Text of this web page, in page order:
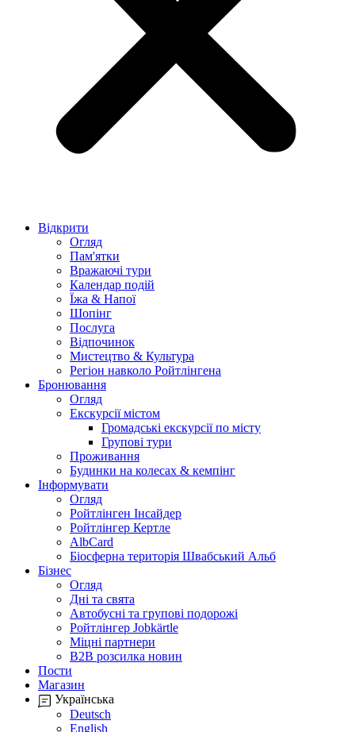
Відкрити
Огляд
Пам'ятки
Вражаючі тури
Календар подій
Їжа & Напої
Шопінг
Послуга
Відпочинок
Мистецтво & Культура
Регіон навколо Ройтлінгена
Бронювання
Огляд
Екскурсії містом
Громадські екскурсії по місту
Групові тури
Проживання
Будинки на колесах & кемпінг
Інформувати
Огляд
Ройтлінген Інсайдер
Ройтлінгер Кертле
AlbCard
Біосферна територія Швабський Альб
Бізнес
Огляд
Дні та свята
Автобусні та групові подорожі
Ройтлінгер Jobkärtle
Міцні партнери
B2B розсилка новин
Пости
Магазин
Українська
Deutsch
English